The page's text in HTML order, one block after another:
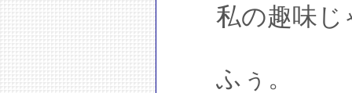
私の趣味じ
ふぅ。